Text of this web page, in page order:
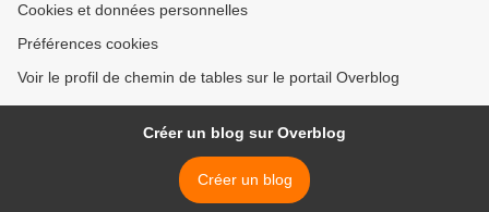
Cookies et données personnelles
Préférences cookies
Voir le profil de chemin de tables sur le portail Overblog
Créer un blog sur Overblog
Créer un blog